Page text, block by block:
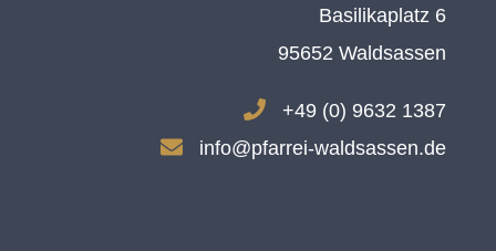
Basilikaplatz 6
95652 Waldsassen
+49 (0) 9632 1387
info@pfarrei-waldsassen.de